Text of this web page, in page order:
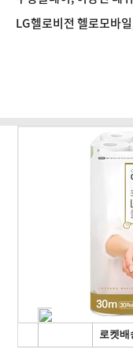
LG헬로비전 헬로모바